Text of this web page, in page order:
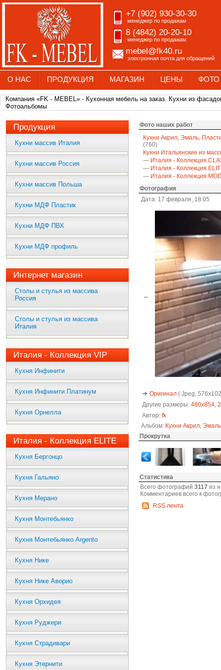
+7 (902) 930-30-30
менеджер по продажам
8 (4842) 20-20-10
менеджер по продажам
mebel@fk40.ru
электронная почта для обращений
О НАС ПРОДУКЦИЯ МАГАЗИН ЦЕНЫ ФОТО
Компания «FK - MEBEL» - Кухонная мебель на заказ. Кухни из
Фотоальбомы
Продукция
Кухни массив Италия
Кухни массив Россия
Кухни массив Польша
Кухни МДФ Пластик
Кухни МДФ ПВХ
Кухни МДФ профиль
Интернет магазин
Столы и стулья из массива
Россия
Столы и стулья из массива
Италия
Италия - Коллекция VIP
Кухня Инфинити
Кухня Инфинити Платинум
Кухня Орнелла
Италия - Коллекция ELITE
Кухня Бергонцо
Кухня Гальяно
Кухня Мерано
Кухня Монтебьянко
Кухня Монтебьянко Argento
Кухня Нике
Кухня Нике Аворио
Кухня Орхидея
Кухня Руджери
Кухня Страдивари
Кухня Этернити
Фото наших работ
Кухни Акрил, Эмаль,
(760)
Кухни Итальянские из
— Италия - Коллекция
— Италия - Коллекция
— Италия - Коллекция
Фотография
Дата: 17 февраля, 18:05
←
Оригинал ( Jpeg,
Другие размеры: 480x854,
Автор: fk
Альбом: Кухни Акрил,
Прокрутка
Статистика
Всего фотографий 3117 из
Комментариев всего к
RSS лента